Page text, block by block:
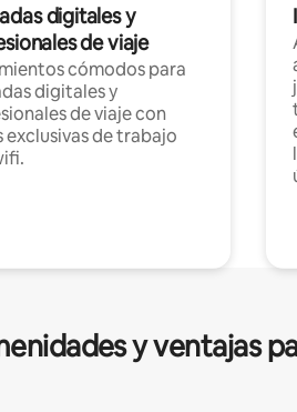
digitales y
de viaje
cómodos para
digitales y
de viaje con
exclusivas de trabajo
y ventajas